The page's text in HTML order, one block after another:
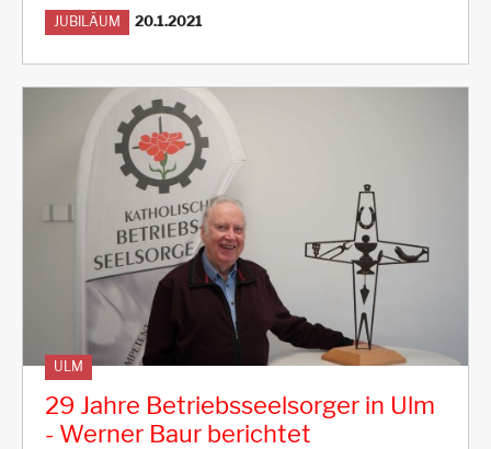
JUBILÄUM 20.1.2021
ULM
29 Jahre Betriebsseelsorger in Ulm
- Werner Baur berichtet